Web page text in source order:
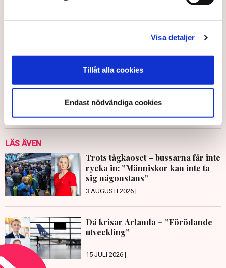
Visa detaljer
Tillåt alla cookies
Endast nödvändiga cookies
Rickleån
Gabriel Cardona Cervantes
gabriel.cardona.cervantes@tn.se
15 okt 2025, 14:25
Uppdaterad: 3 dec 2025, 13:12
LÄS ÄVEN
Trots tågkaoset – bussarna får inte
rycka in: ”Människor kan inte ta
sig någonstans”
3 AUGUSTI 2026 |
Då krisar Arlanda – ”Förödande
utveckling”
15 JULI 2026 |